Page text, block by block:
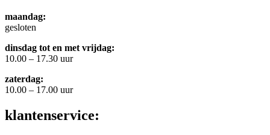
maandag:
gesloten
dinsdag tot en met vrijdag:
10.00 – 17.30 uur
zaterdag:
10.00 – 17.00 uur
klantenservice: